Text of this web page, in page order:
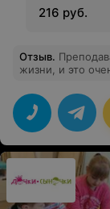
216 руб.
Отзыв.
жизни, и это
отличать.
переслушала
чувствую, что
уроки чуть
плюс. Курс уже
Кедрам!